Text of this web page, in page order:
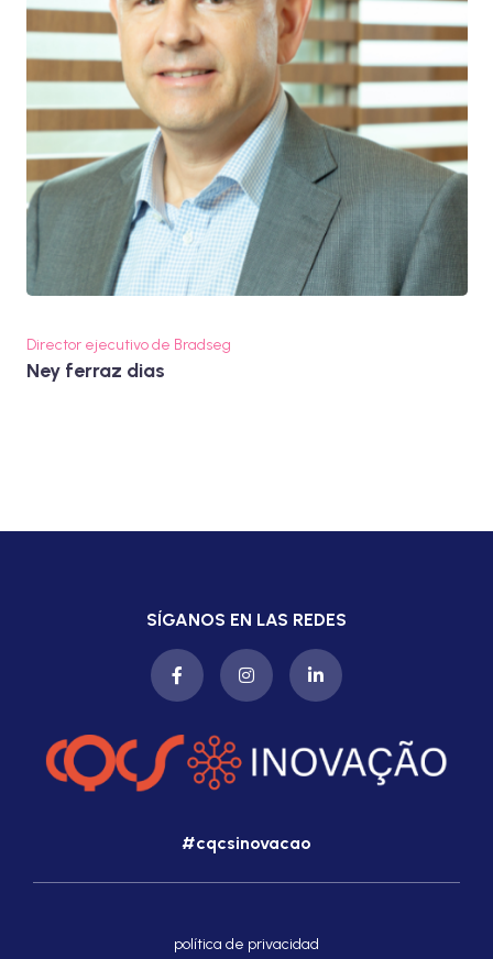
Director ejecutivo de Bradseg
Ney ferraz dias
SÍGANOS EN LAS REDES
#cqcsinovacao
política de privacidad